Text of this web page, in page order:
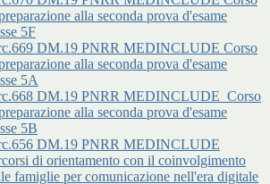
alla seconda prova d'esame
5F
DM.19 PNRR MEDINCLUDE Corso
alla seconda prova d'esame
5A
DM.19 PNRR MEDINCLUDE_Corso
alla seconda prova d'esame
5B
DM.19 PNRR MEDINCLUDE
di orientamento con il coinvolgimento
famiglie per comunicazione nell'era digitale